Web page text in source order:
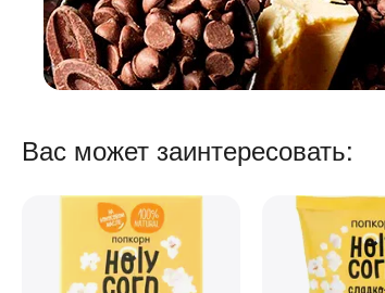
Вас может заинтересовать: